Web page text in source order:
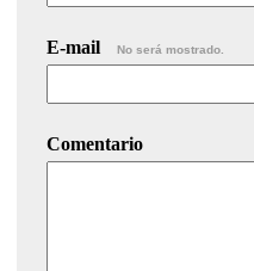
E-mail No será mostrado.
Comentario